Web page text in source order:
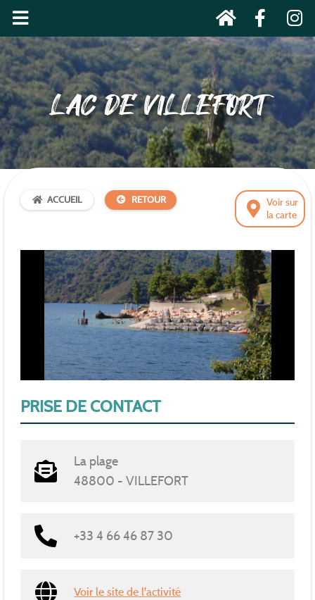
LAC DE VILLEFORT
Voir sur
la carte
ACCUEIL RETOUR
PRISE DE CONTACT
La plage
48800 - VILLEFORT
+33 4 66 46 87 30
Voir le site de l'activité